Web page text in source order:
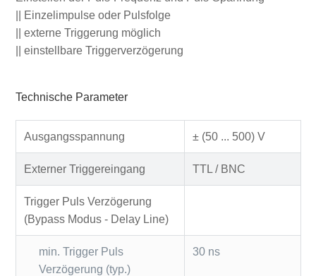
|| Einzelimpulse oder Pulsfolge
|| externe Triggerung möglich
|| einstellbare Triggerverzögerung
Technische Parameter
Ausgangsspannung ± (50 ... 500) V
Externer Triggereingang TTL / BNC
Trigger Puls Verzögerung
(Bypass Modus - Delay Line)
min. Trigger Puls
Verzögerung (typ.)
30 ns